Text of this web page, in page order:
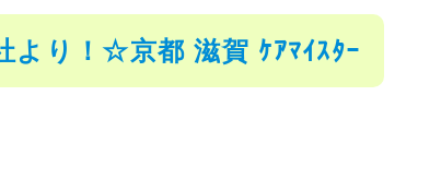
より！☆京都 滋賀 ｹｱﾏｲｽﾀｰ